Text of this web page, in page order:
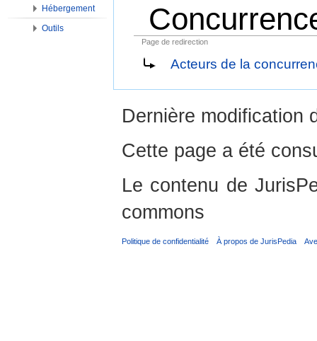
Page de redirection
Acteurs de la
Hébergement
Outils
Dernière modification
Cette page a été
Le contenu de
commons
Politique de confidentialité À propos de JurisPedia